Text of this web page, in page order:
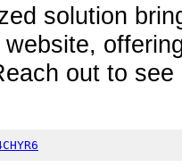
solution
out to see